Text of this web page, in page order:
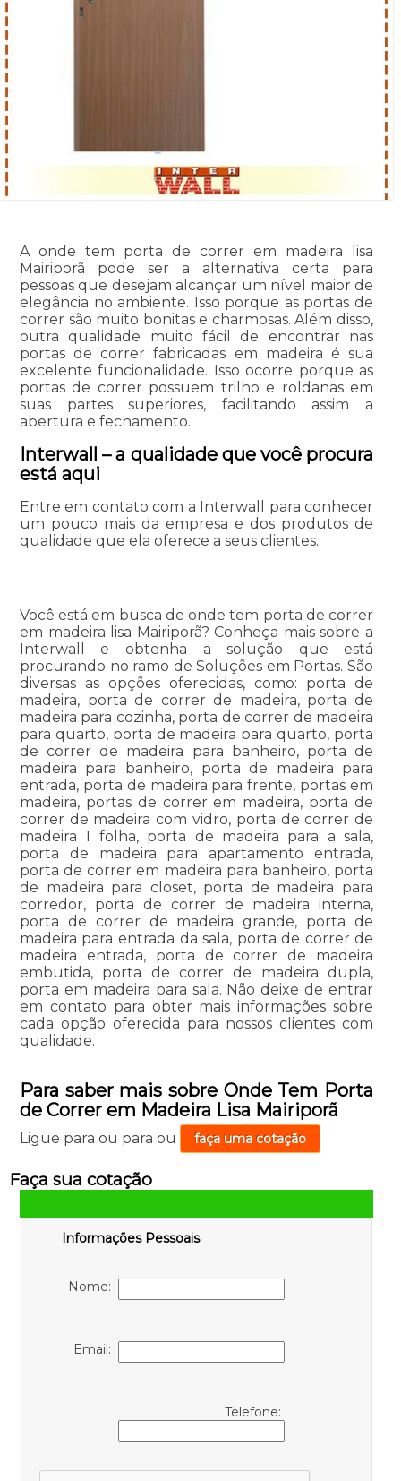
A onde tem porta de correr em madeira lisa
Mairiporã pode ser a alternativa certa para
pessoas que desejam alcançar um nível maior de
elegância no ambiente. Isso porque as portas de
correr são muito bonitas e charmosas. Além disso,
outra qualidade muito fácil de encontrar nas
portas de correr fabricadas em madeira é sua
excelente funcionalidade. Isso ocorre porque as
portas de correr possuem trilho e roldanas em
suas partes superiores, facilitando assim a
abertura e fechamento.
Interwall – a qualidade que você procura
está aqui
Entre em contato com a Interwall para conhecer
um pouco mais da empresa e dos produtos de
qualidade que ela oferece a seus clientes.
Você está em busca de onde tem porta de correr
em madeira lisa Mairiporã? Conheça mais sobre a
Interwall e obtenha a solução que está
procurando no ramo de Soluções em Portas. São
diversas as opções oferecidas, como: porta de
madeira, porta de correr de madeira, porta de
madeira para cozinha, porta de correr de madeira
para quarto, porta de madeira para quarto, porta
de correr de madeira para banheiro, porta de
madeira para banheiro, porta de madeira para
entrada, porta de madeira para frente, portas em
madeira, portas de correr em madeira, porta de
correr de madeira com vidro, porta de correr de
madeira 1 folha, porta de madeira para a sala,
porta de madeira para apartamento entrada,
porta de correr em madeira para banheiro, porta
de madeira para closet, porta de madeira para
corredor, porta de correr de madeira interna,
porta de correr de madeira grande, porta de
madeira para entrada da sala, porta de correr de
madeira entrada, porta de correr de madeira
embutida, porta de correr de madeira dupla,
porta em madeira para sala. Não deixe de entrar
em contato para obter mais informações sobre
cada opção oferecida para nossos clientes com
qualidade.
Para saber mais sobre Onde Tem Porta
de Correr em Madeira Lisa Mairiporã
Ligue para ou para ou faça uma cotação
Faça sua cotação
Informações Pessoais
Nome:
Email:
Telefone: